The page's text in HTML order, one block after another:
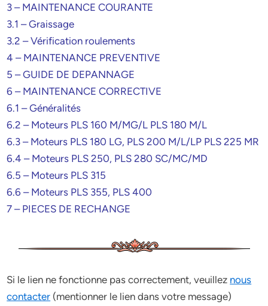
3 – MAINTENANCE COURANTE
3.1 – Graissage
3.2 – Vérification roulements
4 – MAINTENANCE PREVENTIVE
5 – GUIDE DE DEPANNAGE
6 – MAINTENANCE CORRECTIVE
6.1 – Généralités
6.2 – Moteurs PLS 160 M/MG/L PLS 180 M/L
6.3 – Moteurs PLS 180 LG, PLS 200 M/L/LP PLS 225 MR
6.4 – Moteurs PLS 250, PLS 280 SC/MC/MD
6.5 – Moteurs PLS 315
6.6 – Moteurs PLS 355, PLS 400
7 – PIECES DE RECHANGE
Si le lien ne fonctionne pas correctement, veuillez nous
contacter (mentionner le lien dans votre message)